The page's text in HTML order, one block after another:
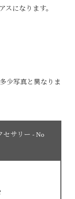
になります。
少写真と異なりま
セサリー - No